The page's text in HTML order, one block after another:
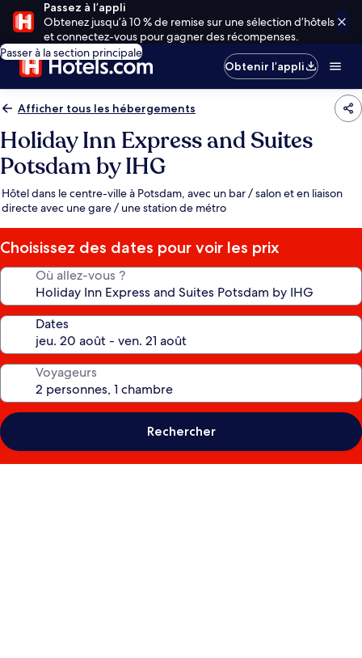
Passez à l’appli
Obtenez jusqu’à 10 % de remise sur une sélection d’hôtels
et connectez-vous pour gagner des récompenses.
Passer à la section principale
Obtenir l’appli
Afficher tous les hébergements
Holiday Inn Express and Suites
Potsdam by IHG
Hôtel dans le centre-ville à Potsdam, avec un bar / salon et en liaison
directe avec une gare / une station de métro
Choisissez des dates pour voir les prix
Où allez-vous ?
Dates
Voyageurs
Rechercher